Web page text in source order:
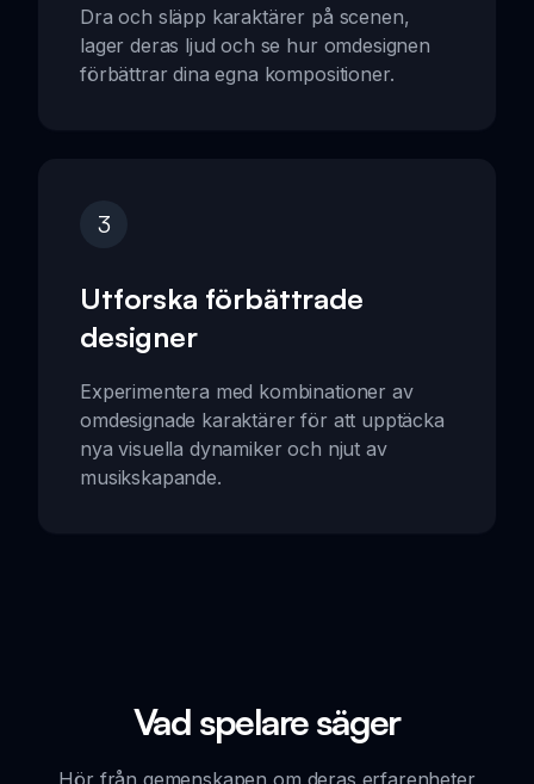
Dra och släpp karaktärer på scenen,
lager deras ljud och se hur omdesignen
förbättrar dina egna kompositioner.
3
Utforska förbättrade
designer
Experimentera med kombinationer av
omdesignade karaktärer för att upptäcka
nya visuella dynamiker och njut av
musikskapande.
Vad spelare säger
Hör från gemenskapen om deras erfarenheter